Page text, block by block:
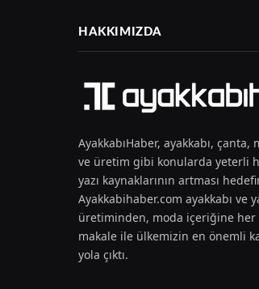
HAKKIMIZDA
AyakkabıHaber, ayakkabı, çanta,
ve üretim gibi konularda yeterli
yazı kaynaklarının artması
Ayakkabihaber.com ayakkabı ve
üretiminden, moda içeriğine her
makale ile ülkemizin en önemli
yola çıktı.